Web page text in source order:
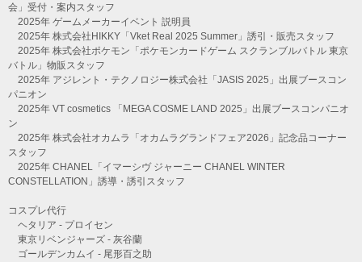
会」受付・案内スタッフ
2025年 ゲームメーカーイベント 説明員
2025年 株式会社HIKKY「Vket Real 2025 Summer」誘引・販売スタッフ
2025年 株式会社ポケモン「ポケモンカードゲーム スクランブルバトル 東京
バトル」物販スタッフ
2025年 アジレント・テクノロジー株式会社「JASIS 2025」出展ブースコン
パニオン
2025年 VT cosmetics 「MEGA COSME LAND 2025」出展ブースコンパニオ
ン
2025年 株式会社オカムラ「オカムラグランドフェア2026」記念品コーナー
スタッフ
2025年 CHANEL「イマーシヴ ジャーニー CHANEL WINTER
CONSTELLATION」誘導・誘引スタッフ
コスプレ代行
ヘタリア - プロイセン
東京リベンジャーズ - 灰谷蘭
ゴールデンカムイ - 尾形百之助